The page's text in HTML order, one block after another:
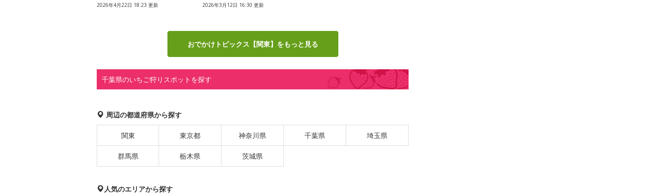
2026年4月22日 18:23 更新 2026年3月12日 16:30 更新
おでかけトピックス【関東】をもっと見る
千葉県のいちご狩りスポットを探す
周辺の都道府県から探す
関東 東京都 神奈川県 千葉県 埼玉県
群馬県 栃木県 茨城県
人気のエリアから探す